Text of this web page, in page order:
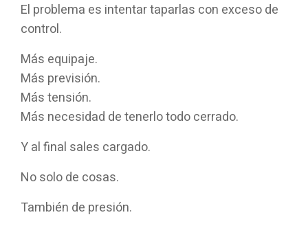
El problema es intentar taparlas con exceso de
control.
Más equipaje.
Más previsión.
Más tensión.
Más necesidad de tenerlo todo cerrado.
Y al final sales cargado.
No solo de cosas.
También de presión.